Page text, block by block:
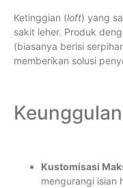
Ketinggian (loft) yang
sakit leher. Produk
(biasanya berisi
memberikan solusi
Kustomisasi
mengurangi isian